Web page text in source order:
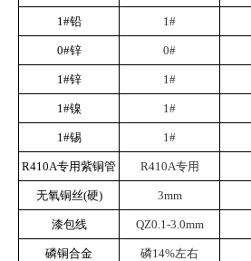
《资源再生》杂志
行情报价
1#铅 1#
0#锌 0#
1#锌 1#
1#镍 1#
1#锡 1#
R410A专用紫铜管 R410A专用
无氧铜丝(硬) 3mm
漆包线 QZ0.1-3.0mm
磷铜合金 磷14%左右